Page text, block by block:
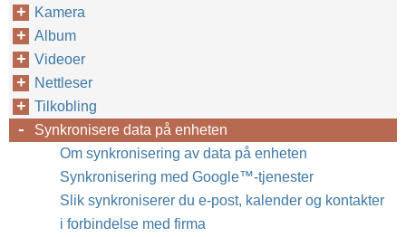
Kamera
Album
Videoer
Nettleser
Tilkobling
Synkronisere data på enheten
Om synkronisering av data på enheten
Synkronisering med Google™‎-tjenester
Slik synkroniserer du e-post, kalender og kontakter
i forbindelse med firma